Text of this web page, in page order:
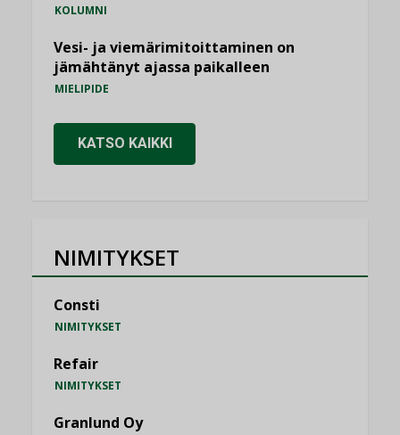
KOLUMNI
Vesi- ja viemärimitoittaminen on
jämähtänyt ajassa paikalleen
MIELIPIDE
KATSO KAIKKI
NIMITYKSET
Consti
NIMITYKSET
Refair
NIMITYKSET
Granlund Oy